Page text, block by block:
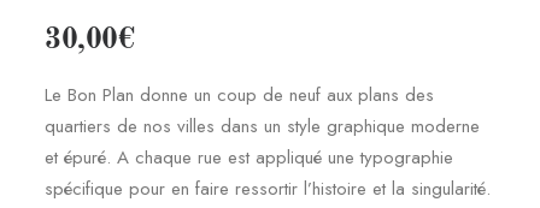
30,00€
Le Bon Plan donne un coup de neuf aux plans des
quartiers de nos villes dans un style graphique moderne
et épuré. A chaque rue est appliqué une typographie
spécifique pour en faire ressortir l’histoire et la singularité.